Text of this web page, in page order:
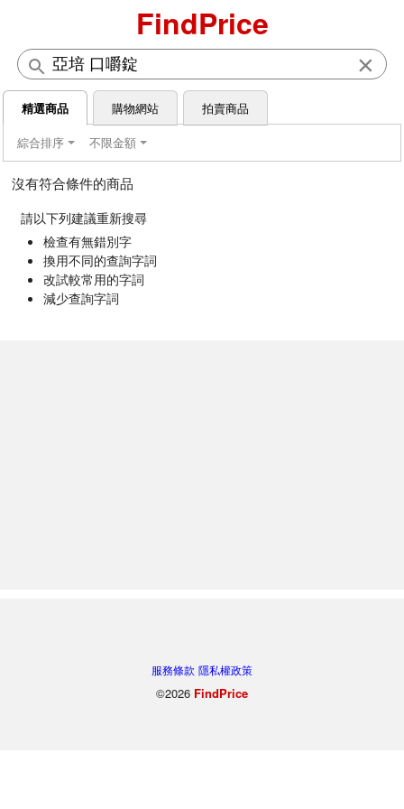
FindPrice
×
精選商品 購物網站
拍賣商品
綜合排序
不限金額
沒有符合條件的商品
請以下列建議重新搜尋
檢查有無錯別字
換用不同的查詢字詞
改試較常用的字詞
減少查詢字詞
服務條款 隱私權政策
©2026 FindPrice